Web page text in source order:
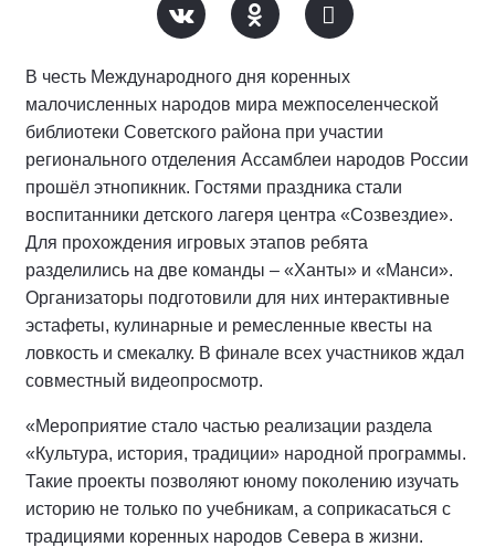
В честь Международного дня коренных
малочисленных народов мира межпоселенческой
библиотеки Советского района при участии
регионального отделения Ассамблеи народов России
прошёл этнопикник. Гостями праздника стали
воспитанники детского лагеря центра «Созвездие».
Для прохождения игровых этапов ребята
разделились на две команды – «Ханты» и «Манси».
Организаторы подготовили для них интерактивные
эстафеты, кулинарные и ремесленные квесты на
ловкость и смекалку. В финале всех участников ждал
совместный видеопросмотр.
«Мероприятие стало частью реализации раздела
«Культура, история, традиции» народной программы.
Такие проекты позволяют юному поколению изучать
историю не только по учебникам, а соприкасаться с
традициями коренных народов Севера в жизни.